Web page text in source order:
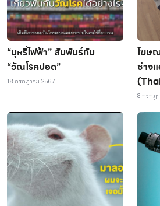
“บุหรี่ไฟฟ้า” สัมพันธ์กับ
“วัณโรคปอด”
18 กรกฎาคม 2567
โฆษ
ช่าง
8 กรกฎ